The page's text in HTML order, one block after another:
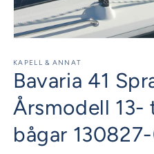
1
i
modalfönster
KAPELL & ANNAT
Bavaria 41
Årsmodell
bågar